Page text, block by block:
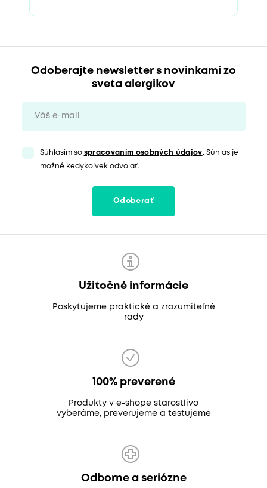
Odoberajte newsletter s novinkami zo
sveta alergikov
Súhlasím so spracovaním osobných údajov. Súhlas je
možné kedykoľvek odvolať.
Odoberať
Užitočné informácie
Poskytujeme praktické a zrozumiteľné
rady
100% preverené
Produkty v e-shope starostlivo
vyberáme, preverujeme a testujeme
Odborne a seriózne